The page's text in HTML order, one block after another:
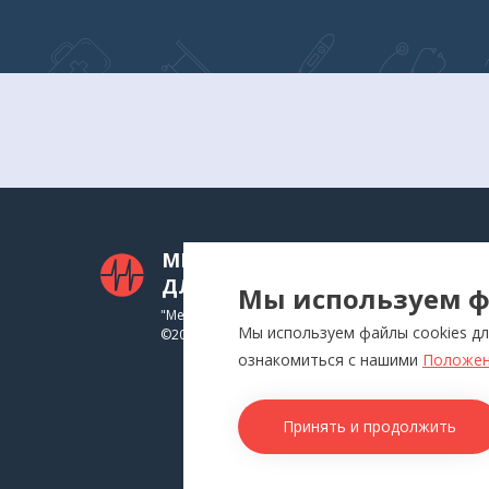
МЕДТЕХНИКА
ДЛЯ ВАС
"Медтехника для Вас"
©2026
Мы используем
Мы используем файлы cookies
ознакомиться с нашими
Принять и продолжить